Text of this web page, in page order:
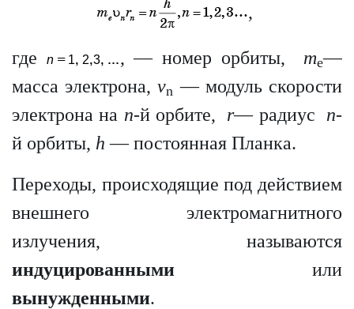
,
где , — номер орбиты, me—
масса электрона,vn — модуль скорости
электрона на n-й орбите, r— радиус n-
й орбиты, h — постоянная Планка.
Переходы, происходящие под действием
внешнего электромагнитного
излучения, называются
индуцированными или
вынужденными.